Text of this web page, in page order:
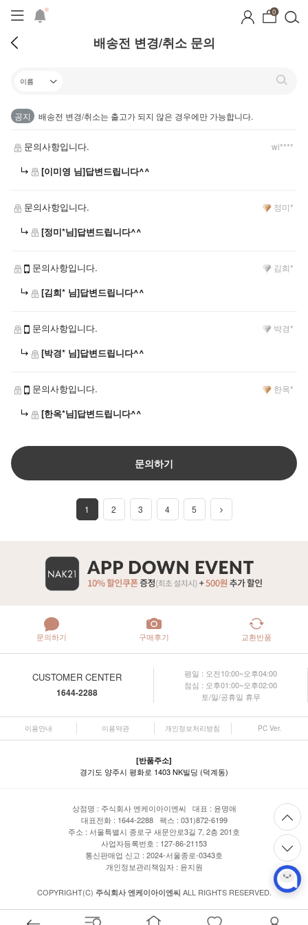
0
배송전 변경/취소 문의
공지 배송전 변경/취소는 출고가 되지 않은 경우에만 가능합니다.
문의사항입니다. wi****
[이미영 님]답변드립니다^^
문의사항입니다. 정미*
[정미*님]답변드립니다^^
문의사항입니다. 김희*
[김희* 님]답변드립니다^^
문의사항입니다. 박경*
[박경* 님]답변드립니다^^
문의사항입니다. 한옥*
[한옥*님]답변드립니다^^
문의하기
1 2 3 4 5
문의하기 구매후기 교환반품
CUSTOMER CENTER
1644-2288
평일 : 오전10:00~오후04:00
점심 : 오후01:00~오후02:00
토/일/공휴일 휴무
이용안내 이용약관 개인정보처리방침 PC Ver.
[반품주소]
경기도 양주시 평화로 1403 NK빌딩 (덕계동)
상점명 : 주식회사 엔케이아이엔씨 대표 : 윤명애
대표전화 : 1644-2288 팩스 : 031)872-6199
주소 : 서울특별시 종로구 새문안로3길 7, 2층 201호
사업자등록번호 : 127-86-21153
통신판매업 신고 : 2024-서울종로-0343호
개인정보관리책임자 : 윤지원
COPYRIGHT(C) 주식회사 엔케이아이엔씨 ALL RIGHTS RESERVED.